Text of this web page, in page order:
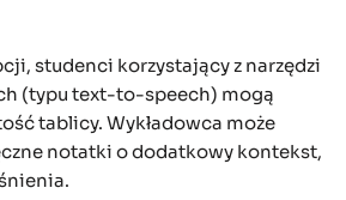
studenci korzystający z narzędzi
(typu text-to-speech) mogą
tablicy. Wykładowca może
notatki o dodatkowy kontekst,